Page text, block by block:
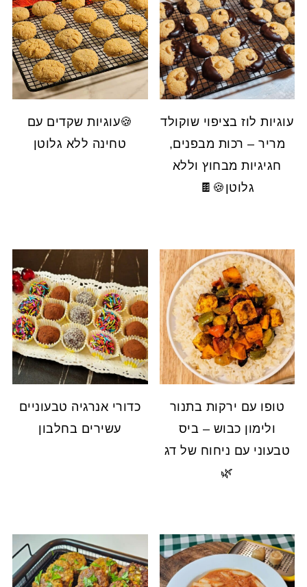
עוגיות לוז בציפוי שוקולד
מריר – רכות מבפנים,
חגיגיות מבחוץ וללא
גלוטן🍪🍫
🍪עוגיות שקדים עם
טחינה ללא גלוטן
טופו עם ירקות בתנור
ולימון כבוש – ביס
טבעוני עם ניחוח של דג
🌿
כדורי אנרגיה טבעוניים
עשירים בחלבון